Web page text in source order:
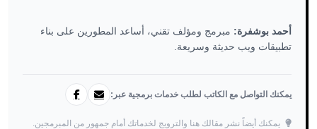
أحمد بوشفرة: مبرمج ومؤلف تقني، أساعد المطورين على بناء
تطبيقات ويب حديثة وسريعة.
يمكنك التواصل مع الكاتب لطلب خدمات برمجية عبر:
يمكنك أيضاً نشر مقالك هنا والترويج لخدماتك أمام جمهور من المبرمجين.